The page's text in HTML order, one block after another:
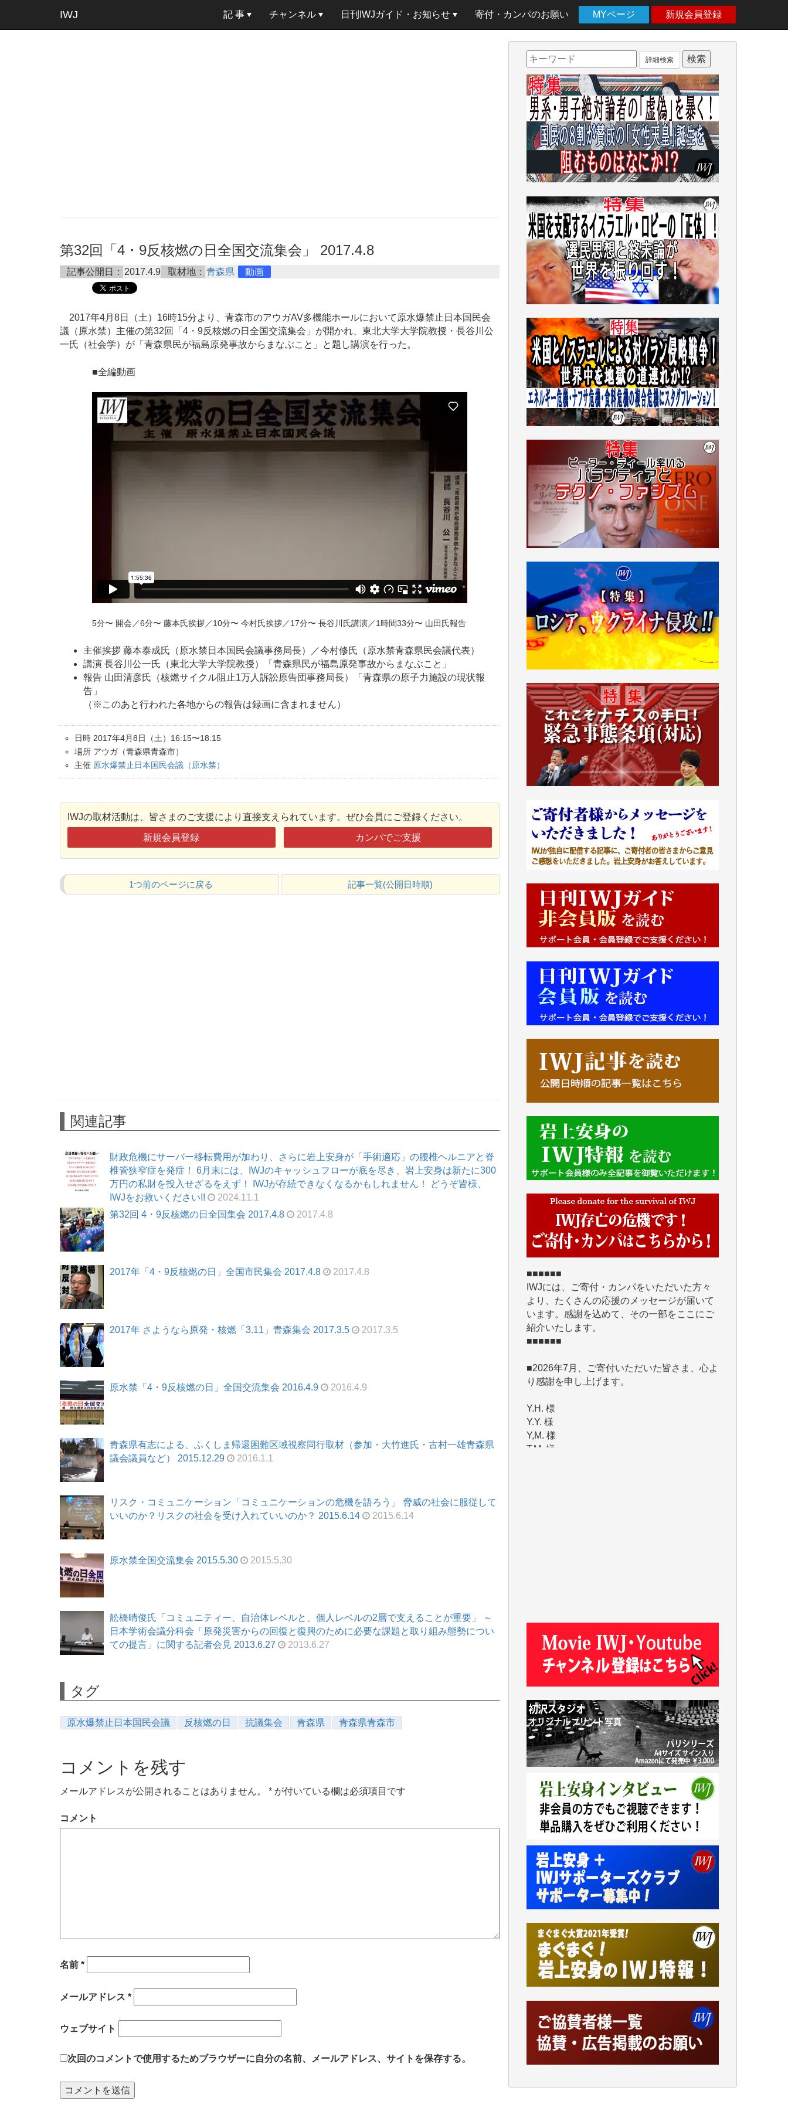
IWJ 記 事 チャンネル 日刊IWJガイド・お知らせ 寄付・カンパのお願い MYページ 新規会員登録
第32回「4・9反核燃の日全国交流集会」 2017.4.8
記事公開日： 2017.4.9 取材地： 青森県 動画
2017年4月8日（土）16時15分より、青森市のアウガAV多機能ホールにおいて原水爆禁止日本国民会
議（原水禁）主催の第32回「4・9反核燃の日全国交流集会」が開かれ、東北大学大学院教授・長谷川公
一氏（社会学）が「青森県民が福島原発事故からまなぶこと」と題し講演を行った。
■全編動画
5分〜 開会／6分〜 藤本氏挨拶／10分〜 今村氏挨拶／17分〜 長谷川氏講演／1時間33分〜 山田氏報告
主催挨拶 藤本泰成氏（原水禁日本国民会議事務局長）／今村修氏（原水禁青森県民会議代表）
講演 長谷川公一氏（東北大学大学院教授）「青森県民が福島原発事故からまなぶこと」
報告 山田清彦氏（核燃サイクル阻止1万人訴訟原告団事務局長）「青森県の原子力施設の現状報
告」
（※このあと行われた各地からの報告は録画に含まれません）
日時 2017年4月8日（土）16:15〜18:15
場所 アウガ（青森県青森市）
主催 原水爆禁止日本国民会議（原水禁）
IWJの取材活動は、皆さまのご支援により直接支えられています。ぜひ会員にご登録ください。
新規会員登録 カンパでご支援
1つ前のページに戻る 記事一覧(公開日時順)
関連記事
財政危機にサーバー移転費用が加わり、さらに岩上安身が「手術適応」の腰椎ヘルニアと脊
椎管狭窄症を発症！ 6月末には、IWJのキャッシュフローが底を尽き、岩上安身は新たに300
万円の私財を投入せざるをえず！ IWJが存続できなくなるかもしれません！ どうぞ皆様、
IWJをお救いください!!
2024.11.1
第32回 4・9反核燃の日全国集会 2017.4.8
2017.4.8
2017年「4・9反核燃の日」全国市民集会 2017.4.8 2017.4.8
2017年 さようなら原発・核燃「3.11」青森集会 2017.3.5 2017.3.5
原水禁「4・9反核燃の日」全国交流集会 2016.4.9 2016.4.9
青森県有志による、ふくしま帰還困難区域視察同行取材（参加・大竹進氏・古村一雄青森県
議会議員など） 2015.12.29
2016.1.1
リスク・コミュニケーション「コミュニケーションの危機を語ろう」 脅威の社会に服従して
いいのか？リスクの社会を受け入れていいのか？ 2015.6.14
2015.6.14
原水禁全国交流集会 2015.5.30 2015.5.30
舩橋晴俊氏「コミュニティー、自治体レベルと、個人レベルの2層で支えることが重要」 ～
日本学術会議分科会「原発災害からの回復と復興のために必要な課題と取り組み態勢につい
ての提言」に関する記者会見 2013.6.27
2013.6.27
タグ
原水爆禁止日本国民会議 反核燃の日 抗議集会 青森県 青森県青森市
コメントを残す
メールアドレスが公開されることはありません。 * が付いている欄は必須項目です
コメント
名前 *
メールアドレス *
ウェブサイト
次回のコメントで使用するためブラウザーに自分の名前、メールアドレス、サイトを保存する。
詳細検索
■■■■■■
IWJには、ご寄付・カンパをいただいた方々
より、たくさんの応援のメッセージが届いて
います。感謝を込めて、その一部をここにご
紹介いたします。
■■■■■■
■2026年7月、ご寄付いただいた皆さま、心よ
Y.H. 様
Y,M. 様
T.M. 様
マツモト ヤスアキ 様
マシオン 恵美香 様
Y.T. 様
T.K. 様
ASAKO TAKAESU 様
マシオン恵美香 様
吉住俊昭 様
徳山匡 様
金 盛起 様
塩川 晃平 様
松本益美 様
及川昭男 様
岩井祐子 様
藤田英之 様
藤岡比左志 様
小池説夫 様
アオキカナメ 様
諸般の事情によりIWJ会費払えず今は非会員
です。市民側に立つ講演会にIWJのカメラマ
われるのはあまりにもったいない。少しでも
お役立てください。（H.O.様）
今日、僅かですがカンパしました。（T.M.
様）
今日、僅かですがカンパしました。IWJの危
機を乗り切るには到底及ばない額ですが病気
の妻を抱えている私にとっては精一杯のカン
パです。